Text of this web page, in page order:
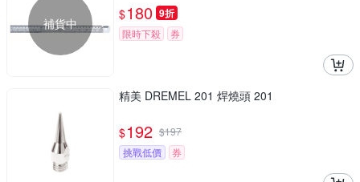
補貨中
$180 9折
限時下殺 券
精美 DREMEL 201 焊燒頭 201
$192 $197
挑戰低價
券